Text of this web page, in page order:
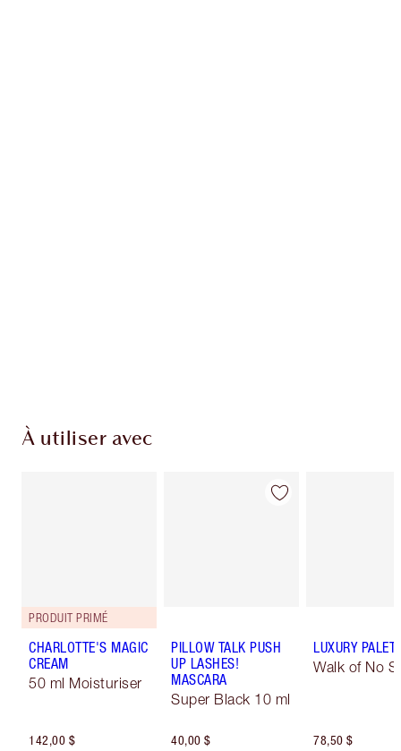
À utiliser avec
PRODUIT PRIMÉ
CHARLOTTE'S MAGIC
CREAM
50 ml Moisturiser
142,00 $
PILLOW TALK PUSH
UP LASHES!
MASCARA
Super Black 10 ml
40,00 $
LUXURY
Walk of No
78,50 $